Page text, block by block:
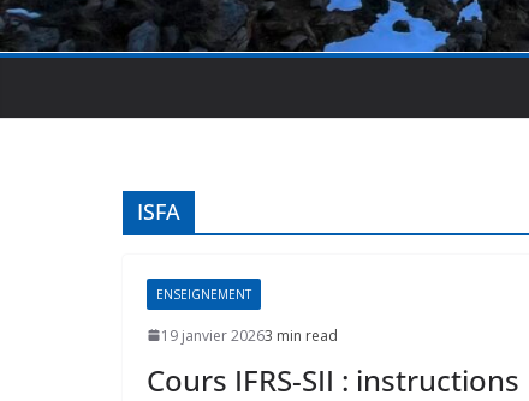
ISFA
ENSEIGNEMENT
19 janvier 20263 min read
Cours IFRS-SII :